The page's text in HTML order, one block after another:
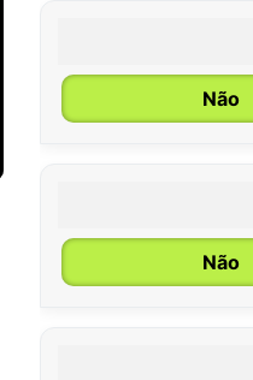
Não
Não